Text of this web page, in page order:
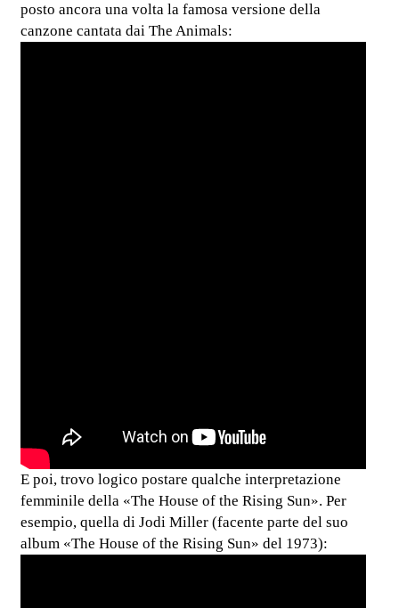
posto ancora una volta la famosa versione della
canzone cantata dai The Animals:
E poi, trovo logico postare qualche interpretazione
femminile della «The House of the Rising Sun». Per
esempio, quella di Jodi Miller (facente parte del suo
album «The House of the Rising Sun» del 1973):